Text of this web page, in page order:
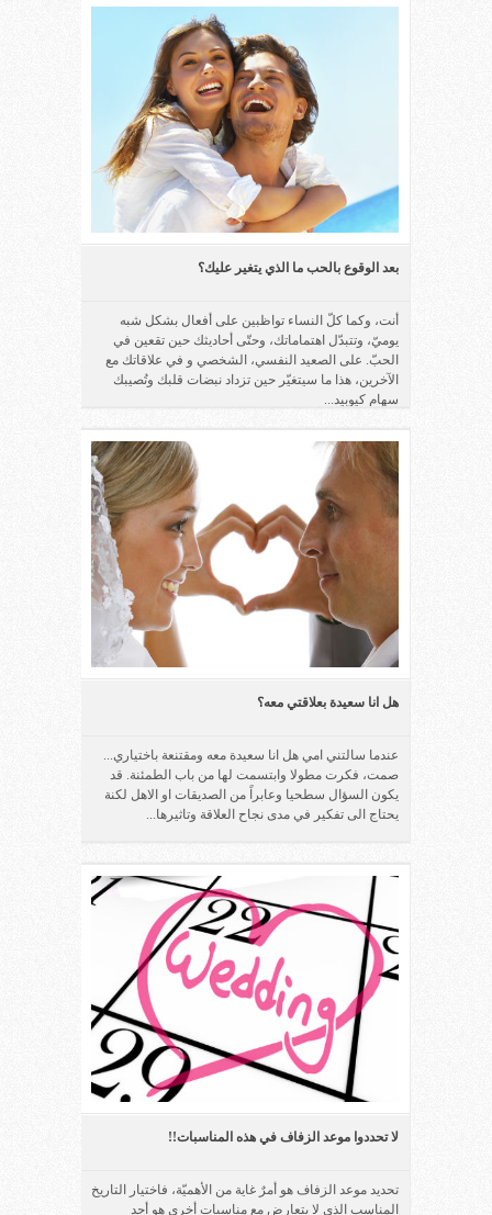
بعد الوقوع بالحب ما الذي يتغير عليك؟
أنت، وكما كلّ النساء تواظبين على أفعال بشكل شبه
يوميّ، وتتبدّل اهتماماتك، وحتّى أحاديثك حين تقعين في
الحبّ. على الصعيد النفسي، الشخصي و في علاقاتك مع
الآخرين، هذا ما سيتغيّر حين تزداد نبضات قلبك وتُصيبك
سهام كيوبيد...
هل انا سعيدة بعلاقتي معه؟
عندما سالتني امي هل انا سعيدة معه ومقتنعة باختياري...
صمت، فكرت مطولا وابتسمت لها من باب الطمئنة. قد
يكون السؤال سطحيا وعابراً من الصديقات او الاهل لكنة
يحتاج الى تفكير في مدى نجاح العلاقة وتاثيرها...
لا تحددوا موعد الزفاف في هذه المناسبات!!
تحديد موعد الزفاف هو أمرٌ غاية من الأهميّة، فاختيار التاريخ
المناسب الذي لا يتعارض مع مناسبات أخرى هو أحد